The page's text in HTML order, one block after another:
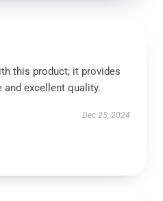
this product; it provides
and excellent quality.
Dec 25, 2024